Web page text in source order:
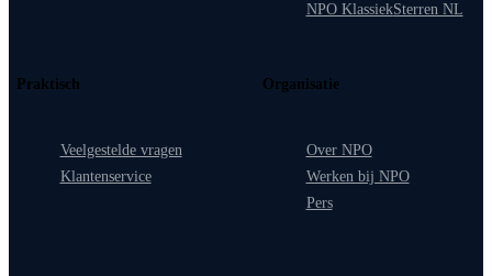
NPO KlassiekSterren NL
Praktisch
Veelgestelde vragen
Klantenservice
Organisatie
Over NPO
Werken bij NPO
Pers